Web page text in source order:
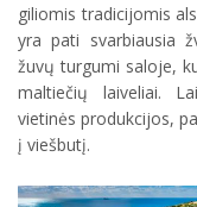
giliomis tradicijomis
yra pati svarbiausia
žuvų turgumi saloje,
maltiečių laiveliai.
vietinės produkcijos,
į viešbutį.